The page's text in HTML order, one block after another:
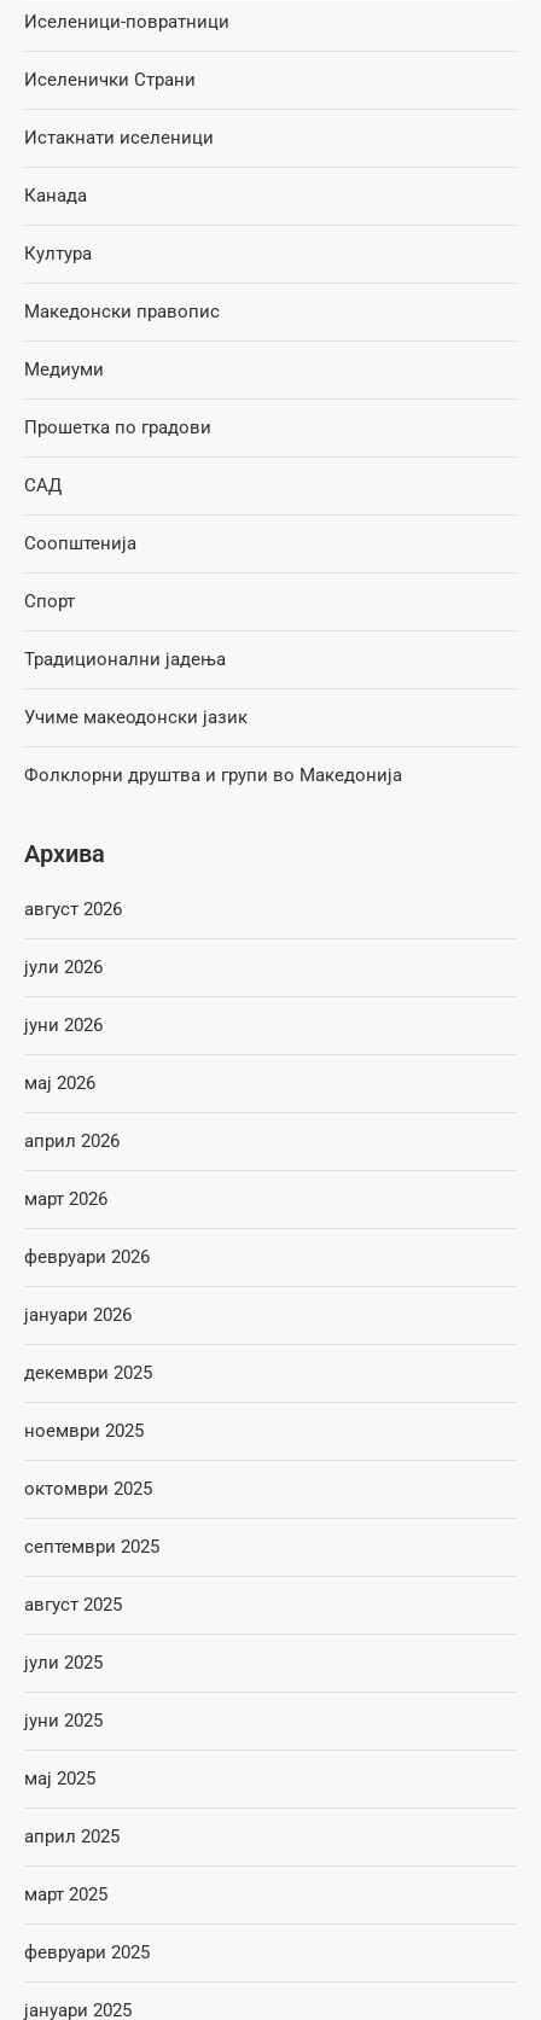
Иселеници-повратници
Иселенички Страни
Истакнати иселеници
Канада
Култура
Македонски правопис
Медиуми
Прошетка по градови
САД
Соопштенија
Спорт
Традиционални јадења
Учиме макеодонски јазик
Фолклорни друштва и групи во Македонија
Архива
август 2026
јули 2026
јуни 2026
мај 2026
април 2026
март 2026
февруари 2026
јануари 2026
декември 2025
ноември 2025
октомври 2025
септември 2025
август 2025
јули 2025
јуни 2025
мај 2025
април 2025
март 2025
февруари 2025
јануари 2025